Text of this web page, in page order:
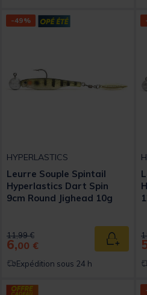
-49%
HYPERLASTICS
Leurre Souple Spintail
Hyperlastics Dart Spin
9cm Round Jighead 10g
Price reduced from
11,99 €to
6,00 € Ajouter
Expédition sous 24 h